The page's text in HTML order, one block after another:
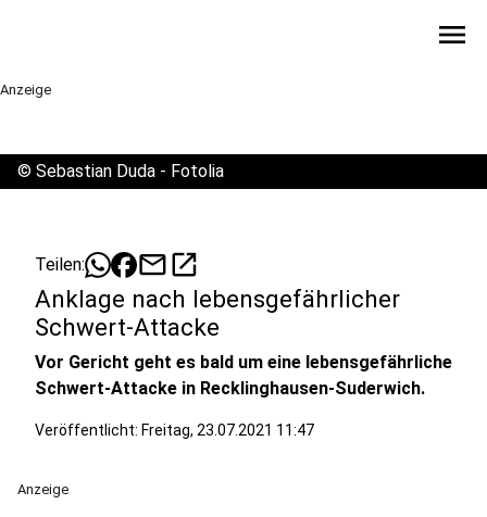
menu
Anzeige
© Sebastian Duda - Fotolia
Teilen: mailopen_in_new
Anklage nach lebensgefährlicher
Schwert-Attacke
Vor Gericht geht es bald um eine lebensgefährliche
Schwert-Attacke in Recklinghausen-Suderwich.
Veröffentlicht: Freitag, 23.07.2021 11:47
Anzeige